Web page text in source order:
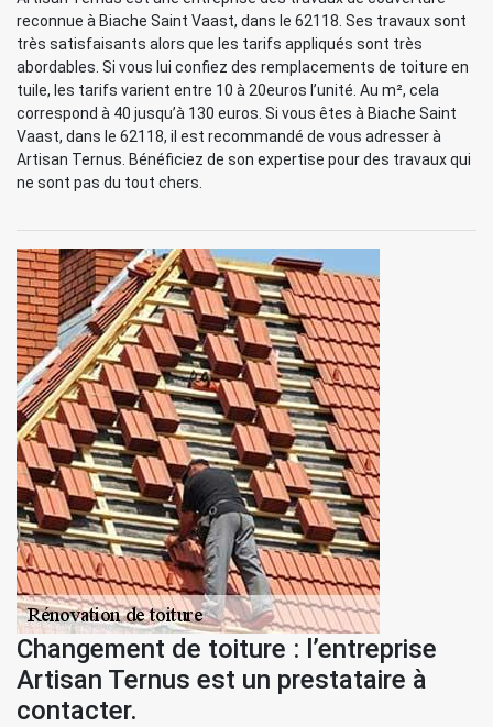
reconnue à Biache Saint Vaast, dans le 62118. Ses travaux sont
très satisfaisants alors que les tarifs appliqués sont très
abordables. Si vous lui confiez des remplacements de toiture en
tuile, les tarifs varient entre 10 à 20euros l’unité. Au m², cela
correspond à 40 jusqu’à 130 euros. Si vous êtes à Biache Saint
Vaast, dans le 62118, il est recommandé de vous adresser à
Artisan Ternus. Bénéficiez de son expertise pour des travaux qui
ne sont pas du tout chers.
Changement de toiture : l’entreprise
Artisan Ternus est un prestataire à
contacter.